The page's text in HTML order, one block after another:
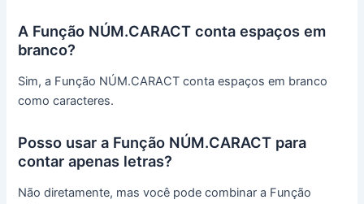
A Função NÚM.CARACT conta espaços em
branco?
Sim, a Função NÚM.CARACT conta espaços em branco
como caracteres.
Posso usar a Função NÚM.CARACT para
contar apenas letras?
Não diretamente, mas você pode combinar a Função